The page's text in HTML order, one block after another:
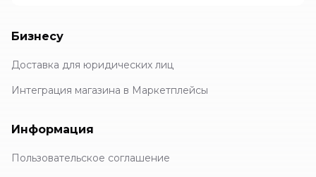
Бизнесу
Доставка для юридических лиц
Интеграция магазина в Маркетплейсы
Информация
Пользовательское соглашение